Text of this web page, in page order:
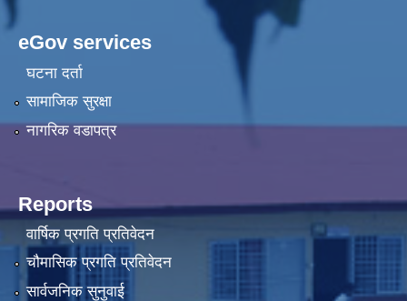
eGov services
घटना दर्ता
सामाजिक सुरक्षा
नागरिक वडापत्र
Reports
वार्षिक प्रगति प्रतिवेदन
चौमासिक प्रगति प्रतिवेदन
सार्वजनिक सुनुवाई